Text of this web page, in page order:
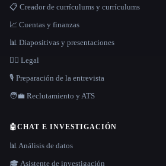
📋 Creador de currículums y currículums
📈 Cuentas y finanzas
📊 Diapositivas y presentaciones
👩‍⚖️ Legal
🎙️ Preparación de la entrevista
🧑‍💼 Reclutamiento y ATS
🤖CHAT E INVESTIGACIÓN
📊 Análisis de datos
🎓 Asistente de investigación